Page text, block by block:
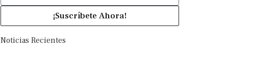
¡Suscríbete Ahora!
Noticias Recientes